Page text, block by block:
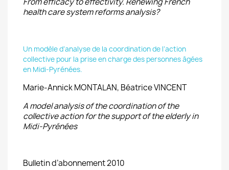
health care system reformsanalysis?
Un modèle d’analyse de la coordination de l’action
collective pour la prise en charge des personnes âgées
en Midi-Pyrénées.
Marie-Annick MONTALAN, Béatrice VINCENT
A model analysis of the coordination of the
collective action for the support of the elderly in
Midi-Pyrénées
Bulletin d’abonnement 2010